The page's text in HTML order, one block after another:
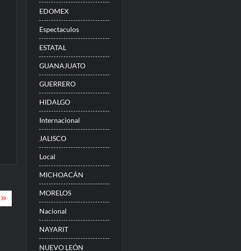
EDOMEX
Espectaculos
ESTATAL
GUANAJUATO
GUERRERO
HIDALGO
Internacional
JALISCO
Local
MICHOACÁN
MORELOS
Nacional
NAYARIT
NUEVO LEÓN